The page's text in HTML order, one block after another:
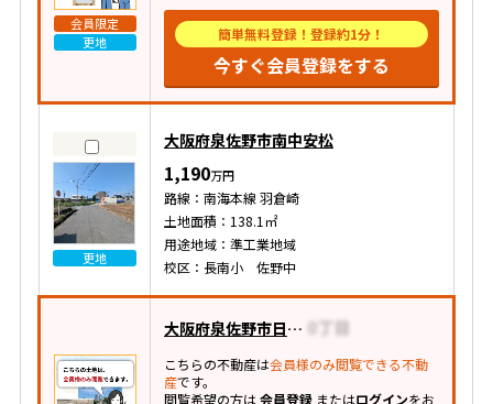
会員限定
更地
簡単無料登録！登録約1分！
今すぐ会員登録をする
更地
大阪府泉佐野市南中安松
1,190万円
路線：南海本線 羽倉崎
土地面積：138.1㎡
用途地域：準工業地域
校区：長南小 佐野中
大阪府泉佐野市日根野
こちらの不動産は会員様のみ閲覧できる不動
産です。
閲覧希望の方は会員登録またはログインをお